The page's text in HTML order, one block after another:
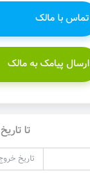
تماس با مالک
ارسال پیامک به مالک
تا تاریخ